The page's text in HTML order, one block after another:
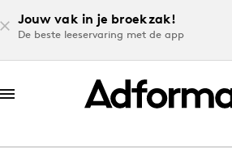
Jouw vak in je broekzak!
De beste leeservaring met de app